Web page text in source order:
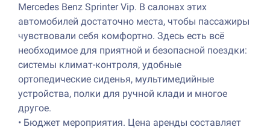
Mercedes Benz Sprinter Vip. В салонах этих
автомобилей достаточно места, чтобы пассажиры
чувствовали себя комфортно. Здесь есть всё
необходимое для приятной и безопасной поездки:
системы климат-контроля, удобные
ортопедические сиденья, мультимедийные
устройства, полки для ручной клади и многое
другое.
• Бюджет мероприятия. Цена аренды составляет